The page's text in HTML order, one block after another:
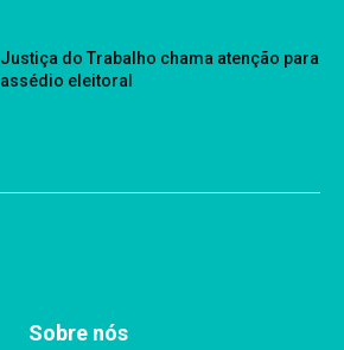
Justiça do Trabalho chama atenção para
assédio eleitoral
Sobre nós